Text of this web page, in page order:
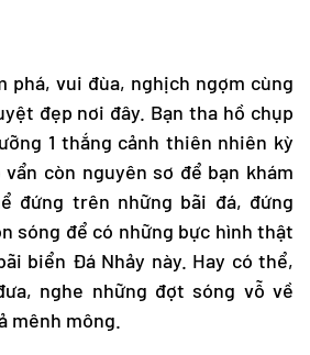
phá, vui đùa, nghịch ngợm cùng
đẹp nơi đây. Bạn tha hồ chụp
1 thắng cảnh thiên nhiên kỳ
còn nguyên sơ để bạn khám
đứng trên những bãi đá, đứng
sóng để có những bực hình thật
biển Đá Nhảy này. Hay có thể,
nghe những đợt sóng vỗ về
mênh mông.